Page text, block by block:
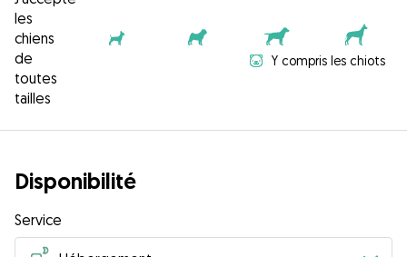
les
chiens
de
toutes
tailles
Y compris les chiots
Disponibilité
Service